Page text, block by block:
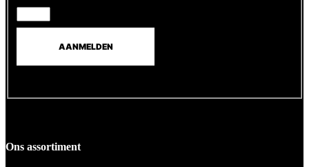
Ons assortiment